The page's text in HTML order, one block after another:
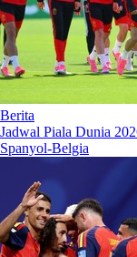
Berita
Jadwal Piala Dunia
Spanyol-Belgia